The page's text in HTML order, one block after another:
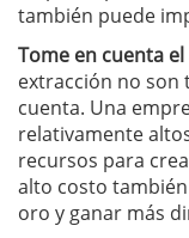
también puede
Tome en cuenta
extracción no son
cuenta. Una
relativamente
recursos para
alto costo
oro y ganar más